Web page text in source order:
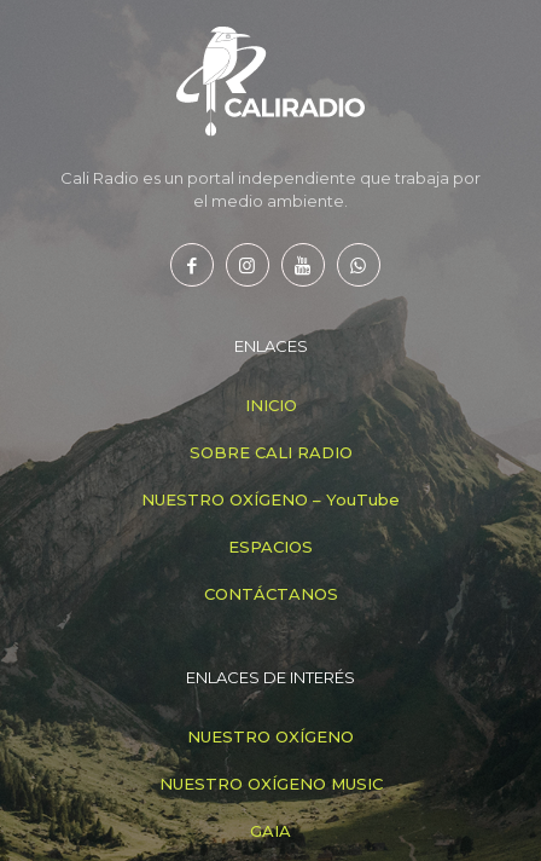
Cali Radio es un portal independiente que trabaja por
el medio ambiente.
ENLACES
INICIO
SOBRE CALI RADIO
NUESTRO OXÍGENO – YouTube
ESPACIOS
CONTÁCTANOS
ENLACES DE INTERÉS
NUESTRO OXÍGENO
NUESTRO OXÍGENO MUSIC
GAIA